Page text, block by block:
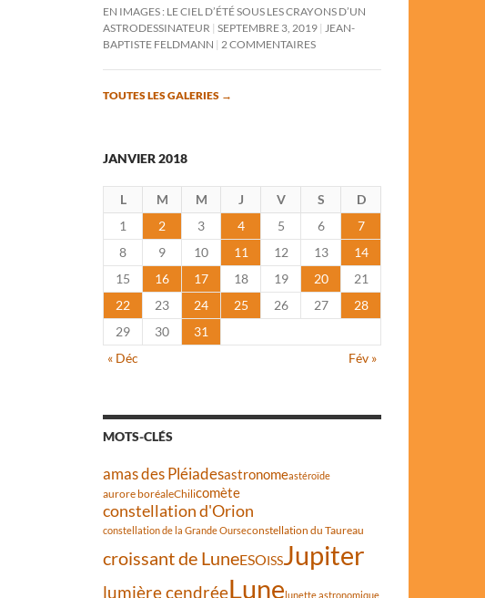
EN IMAGES : LE CIEL D’ÉTÉ SOUS LES CRAYONS D’UN
ASTRODESSINATEUR SEPTEMBRE 3, 2019
JEAN-
BAPTISTE FELDMANN
2 COMMENTAIRES
TOUTES LES GALERIES →
JANVIER 2018
L M M J V S
D
1
2 3 4 5 6
7
8
9 10 11 12 13
14
15
16 17 18 19 20
21
22
23 24 25 26 27
28
29
30
31
« Déc
Fév »
MOTS-CLÉS
amas des Pléiadesastronomeastéroïde
aurore boréaleChilicomète
constellation d'Orion
constellation de la Grande Ourseconstellation du Taureau
croissant de LuneESOISSJupiter
lumière cendréeLunelunette astronomique